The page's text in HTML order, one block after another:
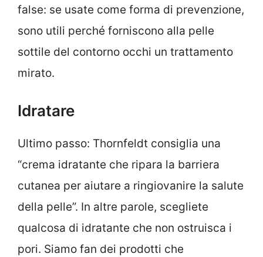
false: se usate come forma di prevenzione,
sono utili perché forniscono alla pelle
sottile del contorno occhi un trattamento
mirato.
Idratare
Ultimo passo: Thornfeldt consiglia una
“crema idratante che ripara la barriera
cutanea per aiutare a ringiovanire la salute
della pelle”. In altre parole, scegliete
qualcosa di idratante che non ostruisca i
pori. Siamo fan dei prodotti che